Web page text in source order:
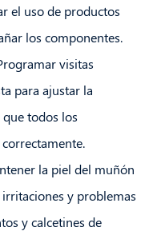
el uso de productos
los componentes.
visitas
para ajustar la
todos los
la piel del muñón
y problemas
y calcetines de